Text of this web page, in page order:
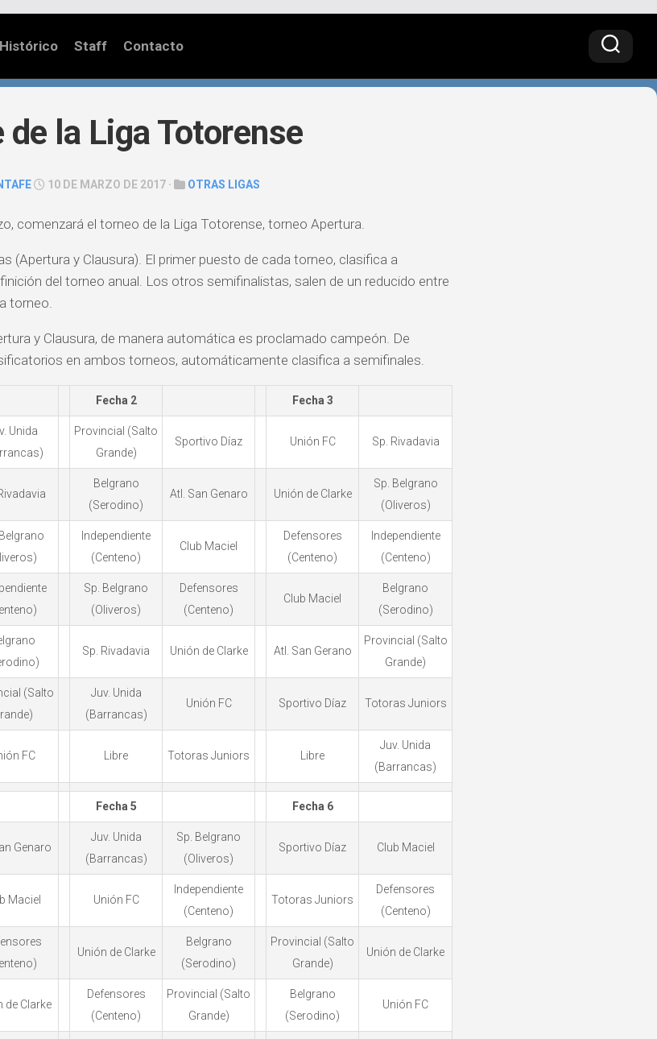
Staff Contacto
la Liga Totorense
10 DE MARZO DE 2017 · OTRAS LIGAS
comenzará el torneo de la Liga Totorense, torneo Apertura.
(Apertura y Clausura). El primer puesto de cada torneo, clasifica a
del torneo anual. Los otros semifinalistas, salen de un reducido entre
torneo.
y Clausura, de manera automática es proclamado campeón. De
en ambos torneos, automáticamente clasifica a semifinales.
Fecha 2 Fecha 3
Unida
Provincial (Salto
Grande)
Sportivo Díaz Unión FC Sp. Rivadavia
Belgrano
(Serodino)
Atl. San Genaro Unión de Clarke
Sp. Belgrano
(Oliveros)
Independiente
(Centeno)
Club Maciel
Defensores
(Centeno)
Independiente
(Centeno)
Sp. Belgrano
(Oliveros)
Defensores
(Centeno)
Club Maciel
Belgrano
(Serodino)
Sp. Rivadavia Unión de Clarke Atl. San Gerano
Provincial (Salto
Grande)
(Salto
Juv. Unida
(Barrancas)
Unión FC Sportivo Díaz Totoras Juniors
FC Libre Totoras Juniors Libre
Juv. Unida
(Barrancas)
Fecha 5 Fecha 6
Genaro
Juv. Unida
(Barrancas)
Sp. Belgrano
(Oliveros)
Sportivo Díaz Club Maciel
Maciel Unión FC
Independiente
(Centeno)
Totoras Juniors
Defensores
(Centeno)
Unión de Clarke
Belgrano
(Serodino)
Provincial (Salto
Grande)
Unión de Clarke
de Clarke
Defensores
(Centeno)
Provincial (Salto
Grande)
Belgrano
(Serodino)
Unión FC